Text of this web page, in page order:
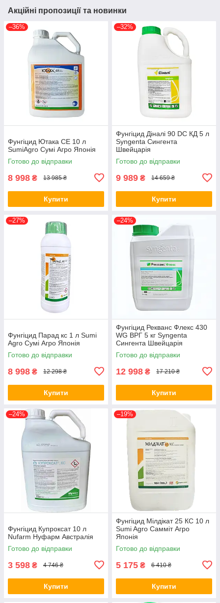
Акційні пропозиції та новинки
–36%
Фунгіцид Ютака СЕ 10 л
SumiAgro Сумі Агро Японія
Готово до відправки
8 998 ₴ 13 985 ₴
Купити
–32%
Фунгіцид Діналі 90 DC КД 5 л
Syngenta Сингента
Швейцарія
Готово до відправки
9 989 ₴ 14 659 ₴
Купити
–27%
Фунгіцид Парад кс 1 л Sumi
Agro Сумі Агро Японія
Готово до відправки
8 998 ₴ 12 298 ₴
Купити
–24%
Фунгіцид Рекванс Флекс 430
WG ВРГ 5 кг Syngenta
Сингента Швейцарія
Готово до відправки
12 998 ₴ 17 210 ₴
Купити
–24%
Фунгіцид Купроксат 10 л
Nufarm Нуфарм Австралія
Готово до відправки
3 598 ₴ 4 746 ₴
Купити
–19%
Фунгіцид Мілдікат 25 КС 10 л
Sumi Agro Самміт Агро
Японія
Готово до відправки
5 175 ₴ 6 410 ₴
Купити